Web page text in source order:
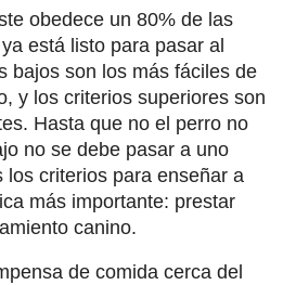
obedece un 80% de las
está listo para pasar al
bajos son los más fáciles de
y los criterios superiores son
Hasta que no el perro no
no se debe pasar a uno
los criterios para enseñar a
más importante: prestar
canino.
de comida cerca del